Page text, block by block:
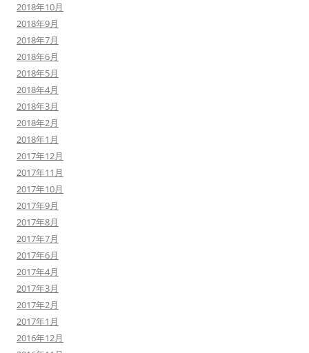
2018年10月
2018年9月
2018年7月
2018年6月
2018年5月
2018年4月
2018年3月
2018年2月
2018年1月
2017年12月
2017年11月
2017年10月
2017年9月
2017年8月
2017年7月
2017年6月
2017年4月
2017年3月
2017年2月
2017年1月
2016年12月